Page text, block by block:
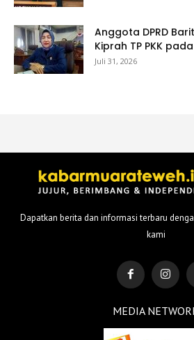
Anggota DPRD
Kiprah TP PKK
Juli 31, 2026
Dapatkan berita dan informasi terbaru
kami
MEDIA